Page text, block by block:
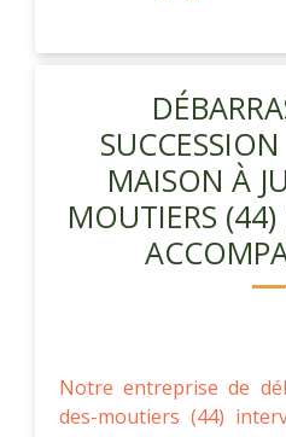
MAISON À
MOUTIERS
Notre entreprise de
des-moutiers (44)